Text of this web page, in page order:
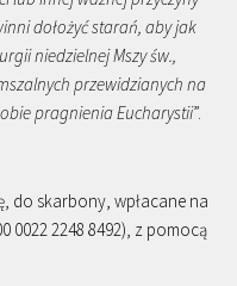
dołożyć starań, aby jak
niedzielnej Mszy św.,
przewidzianych na
pragnienia Eucharystii”.
do skarbony, wpłacane na
0022 2248 8492), z pomocą